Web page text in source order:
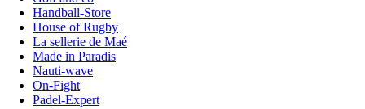
Handball-Store
House of Rugby
La sellerie de Maé
Made in Paradis
Nauti-wave
On-Fight
Padel-Expert